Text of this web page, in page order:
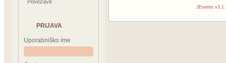
Povezave
PRIJAVA
Uporabniško ime
JEvents